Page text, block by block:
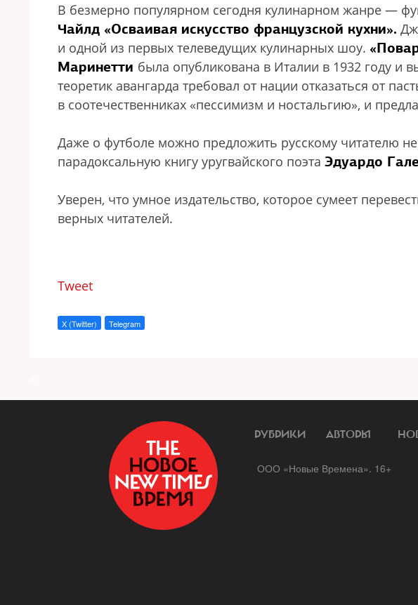
В безмерно популярном сегодня кулинарном жанре —
Чайлд «Осваивая искусство французской кухни».
и одной из первых телеведущих кулинарных шоу.
Маринетти была опубликована в Италии в 1932 году и
теоретик авангарда требовал от нации отказаться от
в соотечественниках «пессимизм и ностальгию», и
Даже о футболе можно предложить русскому читателю
парадоксальную книгу уругвайского поэта Эдуардо
Уверен, что умное издательство, которое сумеет
верных читателей.
Tweet
X (Twitter) Telegram
РУБРИКИ АВТОРЫ
ООО «Новые Времена». 16+